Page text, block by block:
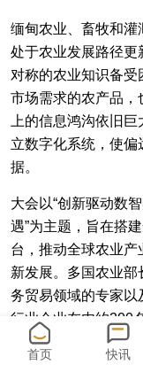
缅甸农业、畜牧和灌
处于农业发展路径更
对称的农业知识备
市场需求的农产品，
上的信息鸿沟依旧
立数字化系统，使
据。
大会以“创新驱动数
遇”为主题，旨在搭
台，推动全球农业产
新发展。多国农业部
务贸易领域的专家以
行业企业在内约200
农业服务贸易的未来
首页 快讯